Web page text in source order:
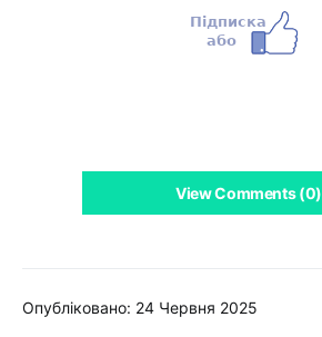
Опубліковано: 24 Червня 2025
View Comments (0)